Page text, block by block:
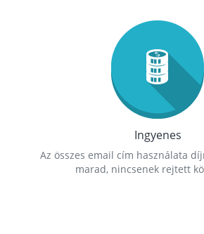
Ingyenes
Az összes email cím használata
marad, nincsenek rejtett